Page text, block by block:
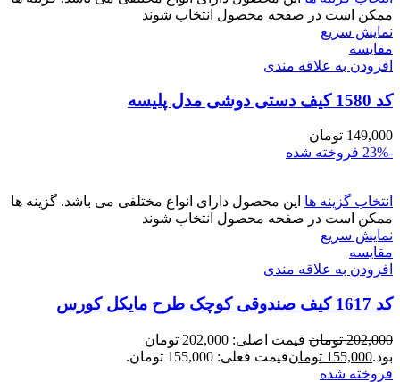
ممکن است در صفحه محصول انتخاب شوند
نمایش سریع
مقايسه
افزودن به علاقه مندی
کد 1580 کیف دستی دوشی مدل پلیسه
149,000 تومان
-23%
فروخته شده
انتخاب گزینه ها این محصول دارای انواع مختلفی می باشد. گزینه ها
ممکن است در صفحه محصول انتخاب شوند
نمایش سریع
مقايسه
افزودن به علاقه مندی
کد 1617 کیف صندوقی کوچک طرح مایکل کورس
202,000 تومان
قیمت اصلی: 202,000 تومان
بود.155,000 تومانقیمت فعلی: 155,000 تومان.
فروخته شده